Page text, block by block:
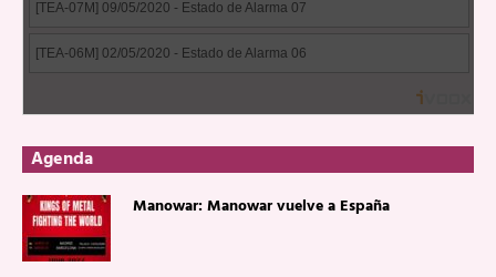
Agenda
Manowar: Manowar vuelve a España